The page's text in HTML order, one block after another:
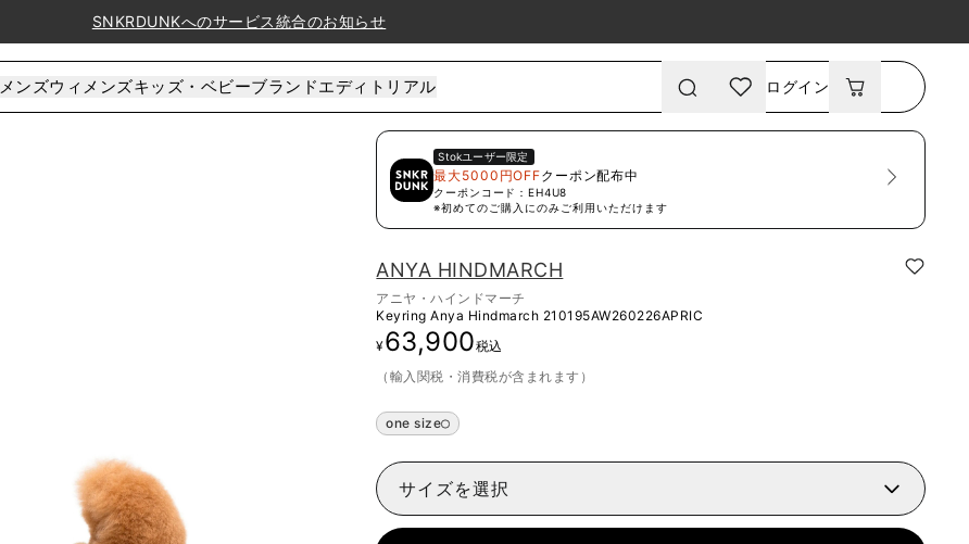
SNKRDUNKへのサービス統合のお知らせ
メンズウィメンズキッズ・ベビーブランドエディトリアル ログイン
Stokユーザー限定
最大5000円OFFクーポン配布中
クーポンコード： EH4U8
※初めてのご購入にのみご利用いただけます
ANYA HINDMARCH
アニヤ・ハインドマーチ
Keyring Anya Hindmarch 210195AW260226APRIC
¥63,900税込
（輸入関税・消費税が含まれます）
one size
サイズを選択